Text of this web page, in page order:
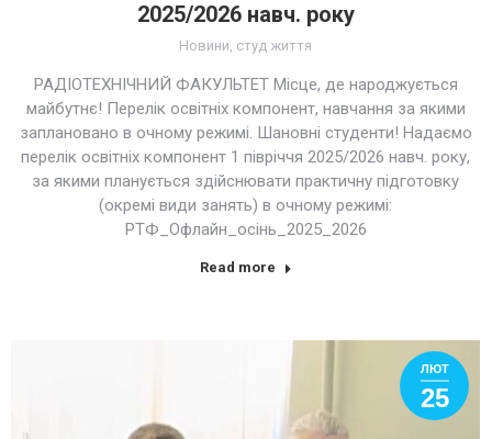
2025/2026 навч. року
Новини, студ життя
РАДІОТЕХНІЧНИЙ ФАКУЛЬТЕТ Місце, де народжується
майбутнє! Перелік освітніх компонент, навчання за якими
заплановано в очному режимі. Шановні студенти! Надаємо
перелік освітніх компонент 1 півріччя 2025/2026 навч. року,
за якими планується здійснювати практичну підготовку
(окремі види занять) в очному режимі:
РТФ_Офлайн_осінь_2025_2026
Read more
ЛЮТ
25